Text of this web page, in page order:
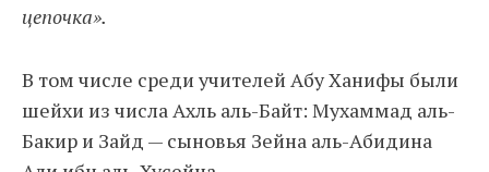
цепочка».
В том числе среди учителей Абу Ханифы были
шейхи из числа Ахль аль-Байт: Мухаммад аль-
Бакир и Зайд — сыновья Зейна аль-Абидина